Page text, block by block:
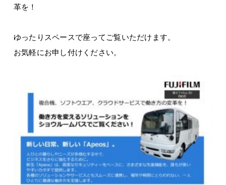
革を！
ゆったりスペースで座ってご覧いただけます。
お気軽にお申し付けください。